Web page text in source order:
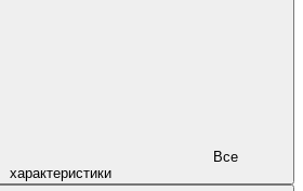
характеристики